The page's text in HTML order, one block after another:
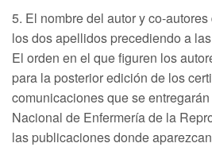
5. El nombre del autor y co-
los dos apellidos precediendo a
El orden en el que figuren los
para la posterior edición de los
comunicaciones que se
Nacional de Enfermería de la
las publicaciones donde